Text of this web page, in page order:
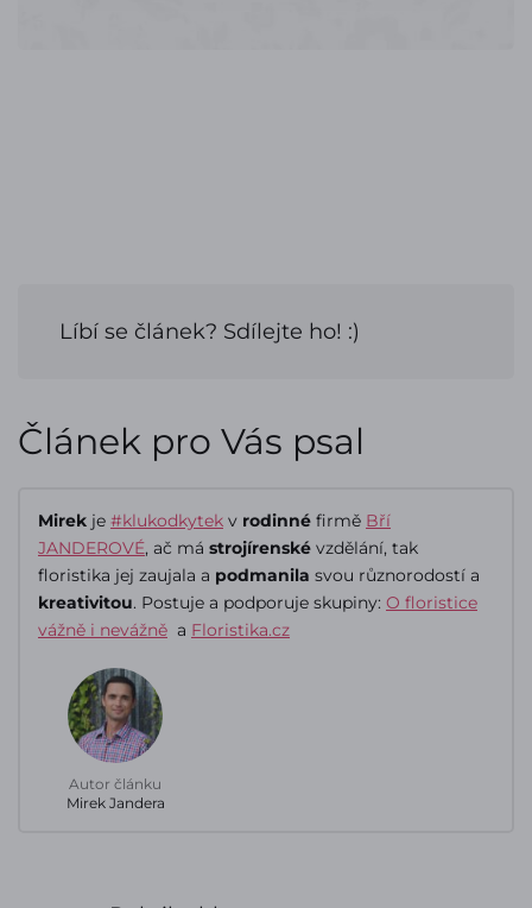
Líbí se článek? Sdílejte ho! :)
Článek pro Vás psal
Autor článku
Mirek Jandera
Mirek je #klukodkytek v rodinné firmě Bří
JANDEROVÉ, ač má strojírenské vzdělání, tak
floristika jej zaujala a podmanila svou různorodostí a
kreativitou. Postuje a podporuje skupiny: O floristice
vážně i nevážně a Floristika.cz